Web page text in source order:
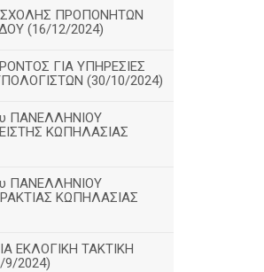
ΠΡΟΠΟΝΗΤΩΝ
(16/12/2024)
ΓΙΑ ΥΠΗΡΕΣΙΕΣ
(30/10/2024)
ΠΑΝΕΛΛΗΝΙΟΥ
ΚΩΠΗΛΑΣΙΑΣ
ΠΑΝΕΛΛΗΝΙΟΥ
ΚΩΠΗΛΑΣΙΑΣ
ΕΚΛΟΓΙΚΗ ΤΑΚΤΙΚΗ
2024)